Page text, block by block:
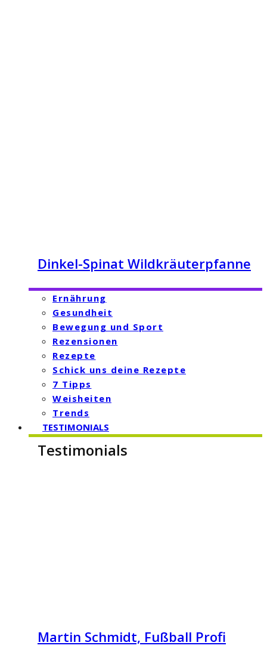
Dinkel-Spinat Wildkräuterpfanne
Ernährung
Gesundheit
Bewegung und Sport
Rezensionen
Rezepte
Schick uns deine Rezepte
7 Tipps
Weisheiten
Trends
TESTIMONIALS
Testimonials
Martin Schmidt, Fußball Profi